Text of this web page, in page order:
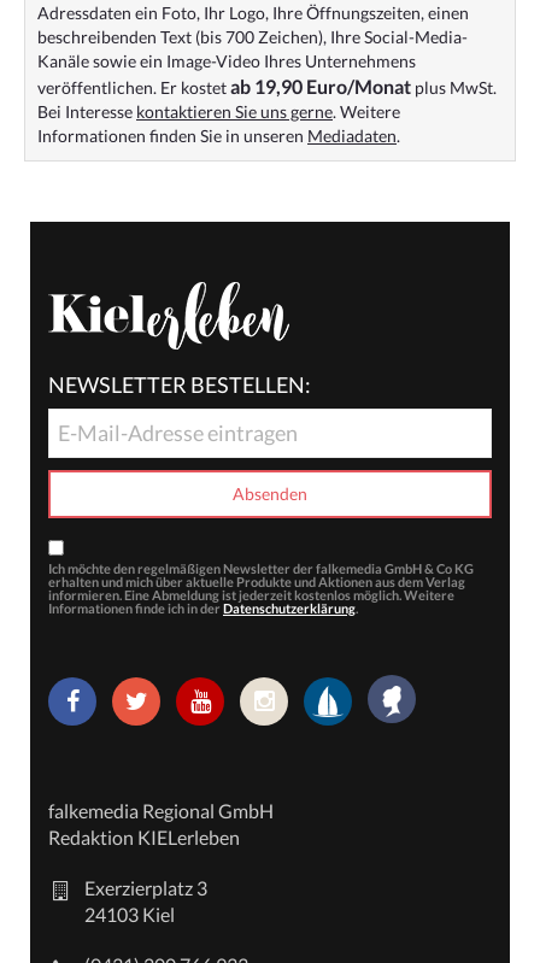
Adressdaten ein Foto, Ihr Logo, Ihre Öffnungszeiten, einen
beschreibenden Text (bis 700 Zeichen), Ihre Social-Media-
Kanäle sowie ein Image-Video Ihres Unternehmens
veröffentlichen. Er kostetab 19,90 Euro/Monat plus MwSt.
Bei Interesse kontaktieren Sie uns gerne. Weitere
Informationen finden Sie in unseren Mediadaten.
NEWSLETTER BESTELLEN:
Ich möchte den regelmäßigen Newsletter der falkemedia GmbH & Co KG
erhalten und mich über aktuelle Produkte und Aktionen aus dem Verlag
informieren. Eine Abmeldung ist jederzeit kostenlos möglich. Weitere
Informationen finde ich in der Datenschutzerklärung.
falkemedia Regional GmbH
Redaktion KIELerleben
Exerzierplatz 3
24103 Kiel